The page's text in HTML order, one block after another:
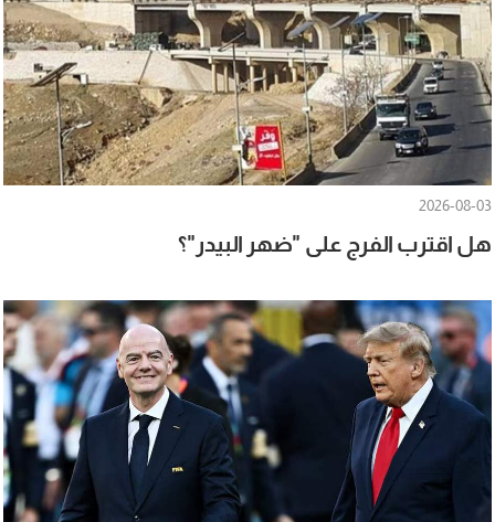
2026-08-03
هل اقترب الفرج على "ضهر البيدر"؟